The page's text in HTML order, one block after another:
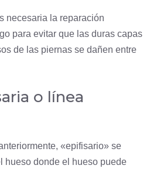
necesaria la reparación
para evitar que las duras capas
de las piernas se dañen entre
o línea
«epifisario» se
hueso donde el hueso puede